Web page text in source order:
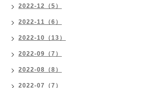
2022-12（5）
2022-11（6）
2022-10（13）
2022-09（7）
2022-08（8）
2022-07（7）